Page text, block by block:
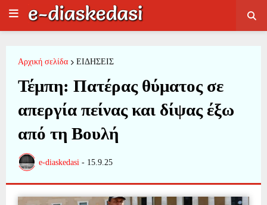
Αρχική σελίδα ΕΙΔΗΣΕΙΣ
Τέμπη: Πατέρας θύματος σε
απεργία πείνας και δίψας έξω
από τη Βουλή
e-diaskedasi - 15.9.25